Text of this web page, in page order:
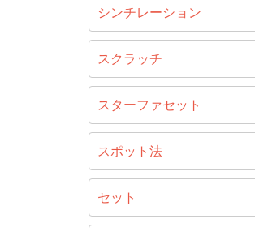
シンチレーション
スクラッチ
スターファセット
スポット法
セット